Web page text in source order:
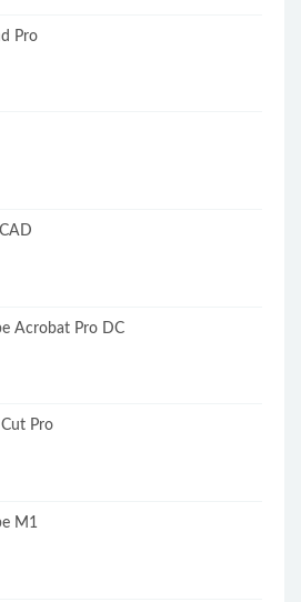
Pro
Acrobat Pro DC
Cut Pro
M1